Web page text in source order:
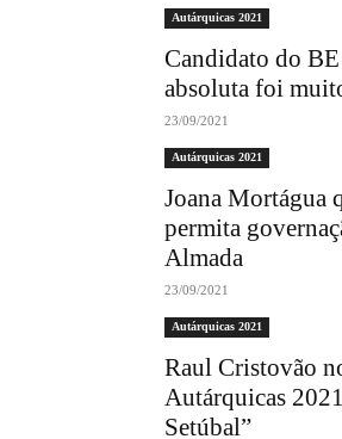
Autárquicas 2021
Candidato do
absoluta foi
23/09/2021
Autárquicas 2021
Joana Mortágua
permita
Almada
23/09/2021
Autárquicas 2021
Raul Cristovão
Autárquicas
Setúbal”